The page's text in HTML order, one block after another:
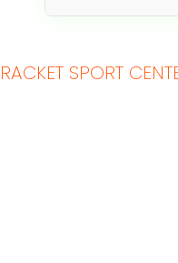
RACKET SPORT
Pistas de pádel
cubiertas